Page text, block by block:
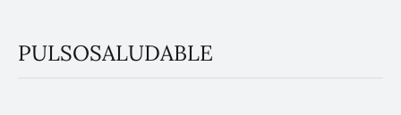
PULSOSALUDABLE